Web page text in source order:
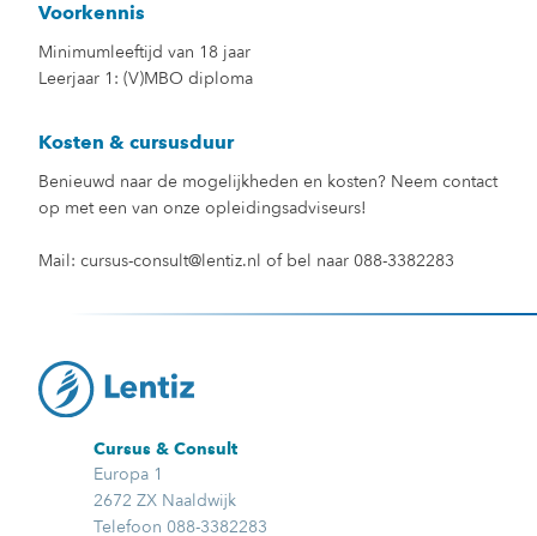
Voorkennis
Minimumleeftijd van 18 jaar
Leerjaar 1: (V)MBO diploma
Kosten & cursusduur
Benieuwd naar de mogelijkheden en kosten? Neem contact
op met een van onze opleidingsadviseurs!
Mail: cursus-consult@lentiz.nl of bel naar 088-3382283
Cursus & Consult
Europa 1
2672 ZX Naaldwijk
Telefoon 088-3382283